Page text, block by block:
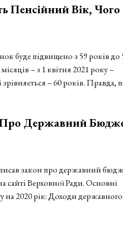
Пенсійний Вік, Чого
буде підвищено з 59 років до
– з 1 квітня 2021 року –
– 60 років. Правда,
Про Державний
закон про державний
сайті Верховної Ради. Основні
2020 рік: Доходи державного